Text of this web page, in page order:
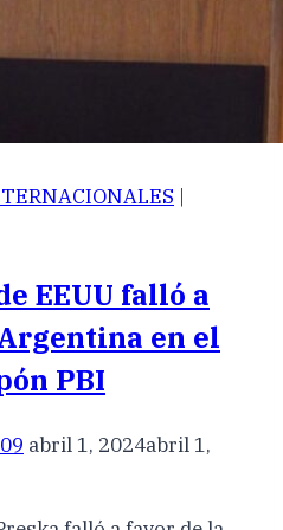
|
EEUU falló a
en el
PBI
abril 1, 2024abril 1,